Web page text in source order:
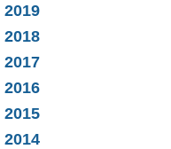
2019
2018
2017
2016
2015
2014